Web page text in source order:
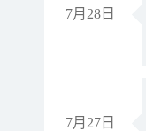
7月28日
7月27日